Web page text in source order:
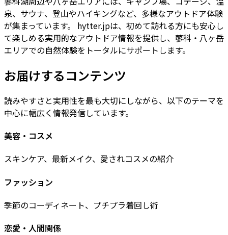
泉、サウナ、登山やハイキングなど、多様なアウトドア体験
が集まっています。 hytter.jpは、初めて訪れる方にも安心し
て楽しめる実用的なアウトドア情報を提供し、蓼科・八ヶ岳
エリアでの自然体験をトータルにサポートします。
お届けするコンテンツ
読みやすさと実用性を最も大切にしながら、以下のテーマを
中心に幅広く情報発信しています。
美容・コスメ
スキンケア、最新メイク、愛されコスメの紹介
ファッション
季節のコーディネート、プチプラ着回し術
恋愛・人間関係